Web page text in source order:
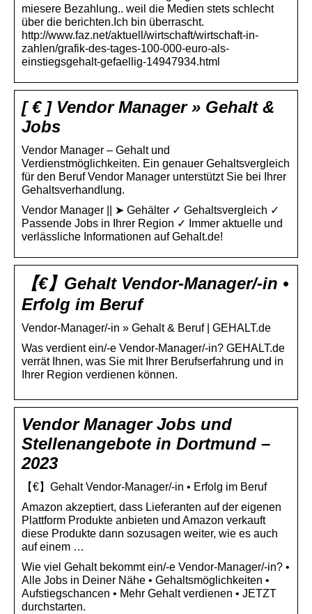
miesere Bezahlung.. weil die Medien stets schlecht
über die berichten.Ich bin überrascht.
http://www.faz.net/aktuell/wirtschaft/wirtschaft-in-
zahlen/grafik-des-tages-100-000-euro-als-
einstiegsgehalt-gefaellig-14947934.html
[ € ] Vendor Manager » Gehalt &
Jobs
Vendor Manager – Gehalt und
Verdienstmöglichkeiten. Ein genauer Gehaltsvergleich
für den Beruf Vendor Manager unterstützt Sie bei Ihrer
Gehaltsverhandlung.
Vendor Manager || ➤ Gehälter ✓ Gehaltsvergleich ✓
Passende Jobs in Ihrer Region ✓ Immer aktuelle und
verlässliche Informationen auf Gehalt.de!
【€】Gehalt Vendor-Manager/-in •
Erfolg im Beruf
Vendor-Manager/-in » Gehalt & Beruf | GEHALT.de
Was verdient ein/-e Vendor-Manager/-in? GEHALT.de
verrät Ihnen, was Sie mit Ihrer Berufserfahrung und in
Ihrer Region verdienen können.
Vendor Manager Jobs und
Stellenangebote in Dortmund –
2023
【€】Gehalt Vendor-Manager/-in • Erfolg im Beruf
Amazon akzeptiert, dass Lieferanten auf der eigenen
Plattform Produkte anbieten und Amazon verkauft
diese Produkte dann sozusagen weiter, wie es auch
auf einem …
Wie viel Gehalt bekommt ein/-e Vendor-Manager/-in? •
Alle Jobs in Deiner Nähe • Gehaltsmöglichkeiten •
Aufstiegschancen • Mehr Gehalt verdienen • JETZT
durchstarten.